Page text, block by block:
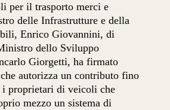
per il trasporto merci e
delle Infrastrutture e della
Enrico Giovannini, di
dello Sviluppo
Giorgetti, ha firmato
autorizza un contributo fino
i proprietari di veicoli che
mezzo un sistema di